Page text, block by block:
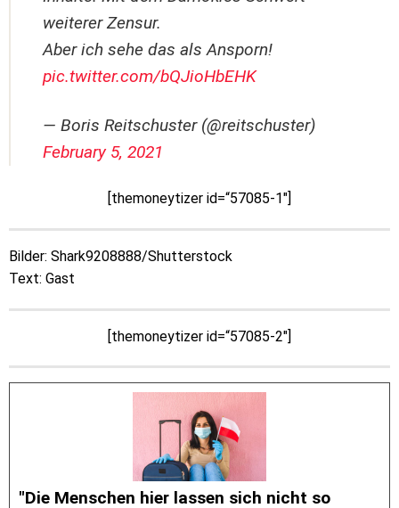
weiterer Zensur.
Aber ich sehe das als Ansporn!
pic.twitter.com/bQJioHbEHK
— Boris Reitschuster (@reitschuster)
February 5, 2021
[themoneytizer id=“57085-1″]
Bilder: Shark9208888/Shutterstock
Text: Gast
[themoneytizer id=“57085-2″]
"Die Menschen hier lassen sich nicht so